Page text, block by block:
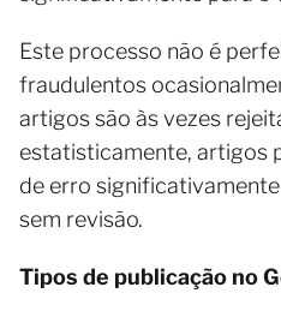
Este processo não é
fraudulentos
artigos são às vezes
estatisticamente, artigos
de erro
sem revisão.
Tipos de publicação no